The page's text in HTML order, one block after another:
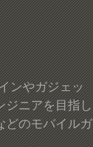
ンやガジェッ
ジニアを目指し
どのモバイルガ